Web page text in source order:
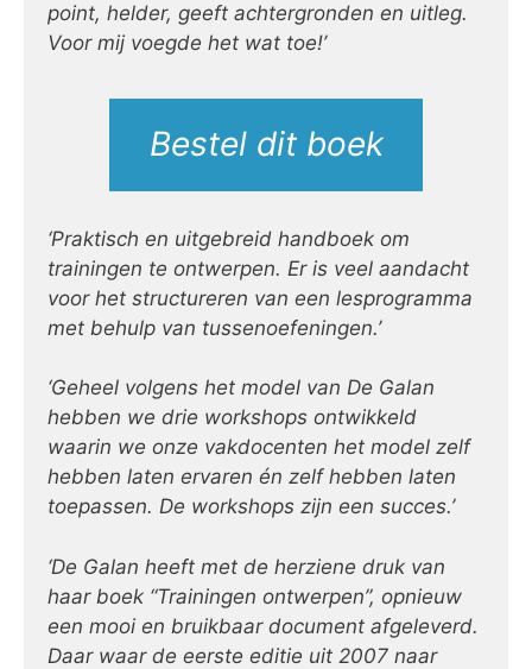
point, helder, geeft achtergronden en uitleg.
Voor mij voegde het wat toe!’
Bestel dit boek
‘Praktisch en uitgebreid handboek om
trainingen te ontwerpen. Er is veel aandacht
voor het structureren van een lesprogramma
met behulp van tussenoefeningen.’
‘Geheel volgens het model van De Galan
hebben we drie workshops ontwikkeld
waarin we onze vakdocenten het model zelf
hebben laten ervaren én zelf hebben laten
toepassen. De workshops zijn een succes.’
‘De Galan heeft met de herziene druk van
haar boek “Trainingen ontwerpen”, opnieuw
een mooi en bruikbaar document afgeleverd.
Daar waar de eerste editie uit 2007 naar